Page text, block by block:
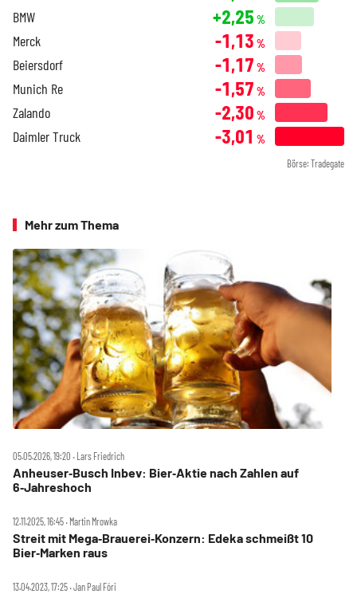
BMW +2,25 %
Merck -1,13 %
Beiersdorf -1,17 %
Munich Re -1,57 %
Zalando -2,30 %
Daimler Truck -3,01 %
Börse: Tradegate
Mehr zum Thema
05.05.2026, 19:20 ‧ Lars Friedrich
Anheuser‑Busch Inbev: Bier‑Aktie nach Zahlen auf
6‑Jahreshoch
12.11.2025, 16:45 ‧ Martin Mrowka
Streit mit Mega‑Brauerei‑Konzern: Edeka schmeißt 10
Bier‑Marken raus
13.04.2023, 17:25 ‧ Jan Paul Fóri